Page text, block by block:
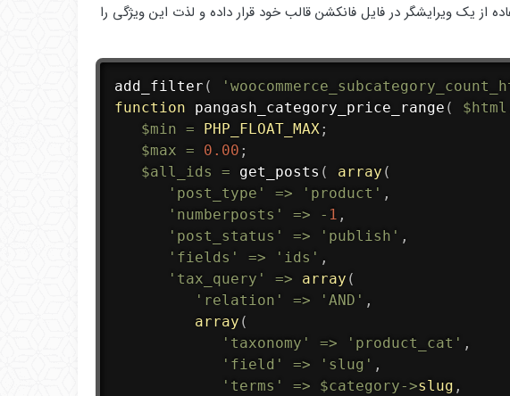
از یک ویرایشگر در فایل فانکشن قالب خود قرار داده و لذت این ویژگی را
add_filter (
function
pangash_category_price_range ( $html
$min = PHP_FLOAT_MAX;
$max = 0.00 ;
$all_ids
= get_posts ( array (
'post_type'
=> 'product' ,
'numberposts'
=> - 1 ,
'post_status'
=> 'publish' ,
'fields'
=> 'ids' ,
'tax_query'
=> array (
'relation'
=> 'AND' ,
array (
'taxonomy'
=> 'product_cat' ,
'field'
=> 'slug' ,
'terms'
=> $category->slug ,